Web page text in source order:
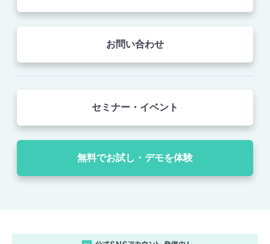
お問い合わせ
セミナー・イベント
無料でお試し・デモを体験